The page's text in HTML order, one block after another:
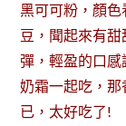
黑可可粉，顏
豆，聞起來有
彈，輕盈的口
奶霜一起吃，
已，太好吃了!